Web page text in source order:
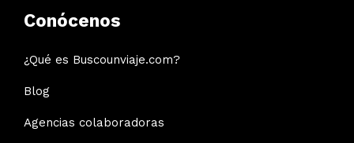
Conócenos
¿Qué es Buscounviaje.com?
Blog
Agencias colaboradoras